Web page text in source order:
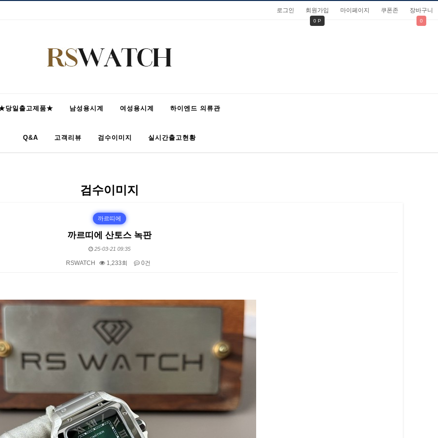
로그인 회원가입
0 P
마이페이지 쿠폰존 장바구니
0
당일출고제품★ 남성용시계 여성용시계 하이엔드 의류관
Q&A 고객리뷰 검수이미지 실시간출고현황
검수이미지
까르띠에
까르띠에 산토스 녹판
25-03-21 09:35
RSWATCH 1,233회 0건